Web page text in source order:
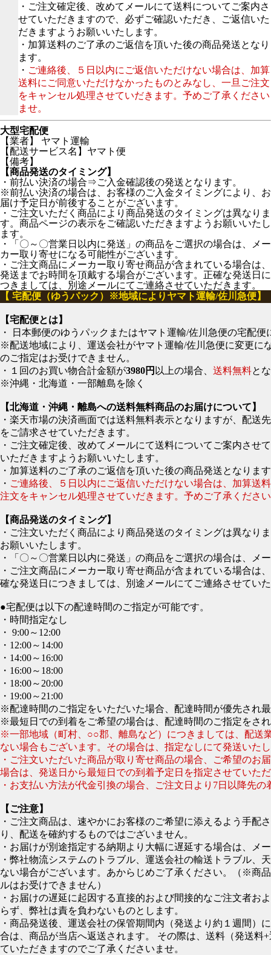
・ご注文確定後、改めてメールにて送料についてご案内さ
せていただきますので、必ずご確認いただき、ご返信いた
だきますようお願いいたします。
・加算送料のご了承のご返信を頂いた後の商品発送となり
ます。
・ ご連絡後、５日以内にご返信いただけない場合は、加算
送料にご同意いただけなかったものとみなし、一旦ご注文
をキャンセル処理させていだきます。予めご了承ください
ませ。
大型宅配便
【業者】 ヤマト運輸
【配送サービス名】ヤマト便
【備考】
【商品発送のタイミング】
・前払い決済の場合⇒ご入金確認後の発送となります。
※前払い決済の場合は、お客様のご入金タイミングにより、お
届け予定日が前後することがございます。
・ご注文いただく商品により商品発送のタイミングは異なりま
す。商品ページの表示をご確認いただきますようお願いいたし
ます。
・「〇～〇営業日以内に発送」の商品をご選択の場合は、メー
カー取り寄せになる可能性がございます。
・ご注文商品にメーカー取り寄せ商品が含まれている場合は、
発送までお時間を頂戴する場合がございます。正確な発送日に
つきましては、別途メールにてご連絡させていただきます。
【 宅配便（ゆうパック）※地域によりヤマト運輸/佐川急便】
【宅配便とは】
・ 日本郵便のゆうパックまたはヤマト運輸/佐川急便の宅配
※配送地域により、運送会社がヤマト運輸/佐川急便に変更に
のご指定はお受けできません。
・１回のお買い物合計金額が3980円 以上の場合、 送料無料と
※沖縄・北海道・一部離島を除く
【北海道・沖縄・離島への送料無料商品のお届けについて】
・楽天市場の決済画面では送料無料表示となりますが、配送
をご請求させていただきます。
・ご注文確定後、改めてメールにて送料についてご案内させ
いただきますようお願いいたします。
・加算送料のご了承のご返信を頂いた後の商品発送となりま
・ ご連絡後、５日以内にご返信いただけない場合は、加算送
注文をキャンセル処理させていだきます。予めご了承くださ
【商品発送のタイミング】
・ご注文いただく商品により商品発送のタイミングは異なり
お願いいたします。
・「〇～〇営業日以内に発送」の商品をご選択の場合は、メ
・ご注文商品にメーカー取り寄せ商品が含まれている場合は
確な発送日につきましては、別途メールにてご連絡させてい
●宅配便は以下の配達時間のご指定が可能です。
・時間指定なし
・ 9:00～12:00
・12:00～14:00
・14:00～16:00
・16:00～18:00
・18:00～20:00
・19:00～21:00
※配達時間のご指定をいただいた場合、配達時間が優先され
※最短日での到着をご希望の場合は、配達時間のご指定をさ
※一部地域（町村、○○郡、離島など）につきましては、配送
ない場合もございます。その場合は、指定なしにて発送いた
・ご注文いただいた商品が取り寄せ商品の場合、ご希望のお
場合は、発送日から最短日での到着予定日を指定させていた
・お支払い方法が代金引換の場合、ご注文日より7日以降先
【ご注意】
・ご注文商品は、速やかにお客様のご希望に添えるよう手配
り、配送を確約するものではございません。
・お届けが別途指定する納期より大幅に遅延する場合は、メ
・弊社物流システムのトラブル、運送会社の輸送トラブル、
ない場合がございます。あからじめご了承ください。（※商
ルはお受けできません）
・お届けの遅延に起因する直接的および間接的なご注文者お
らず、弊社は責を負わないものとします。
・商品発送後、運送会社の保管期間内（発送より約１週間）
合は、商品が当店へ返送されます。 その際は、送料（発送料
ていただきますのでご了承くださいませ。